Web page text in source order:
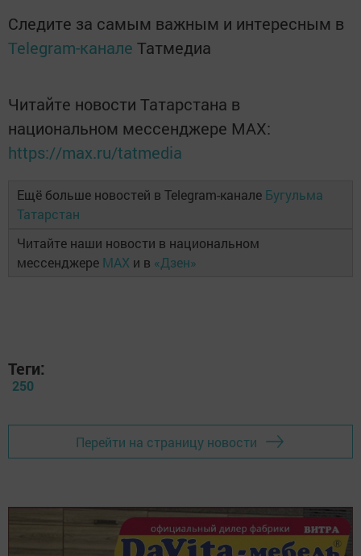
Следите за самым важным и интересным в
Telegram-канале Татмедиа
Читайте новости Татарстана в
национальном мессенджере MАХ:
https://max.ru/tatmedia
Ещё больше новостей в Telegram-канале Бугульма
Татарстан
Читайте наши новости в национальном
мессенджере MAX и в «Дзен»
Теги:
250
Перейти на страницу новости